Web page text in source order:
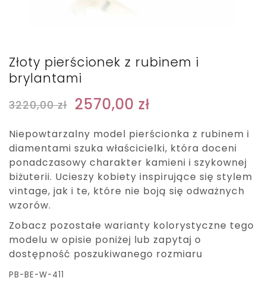
Złoty pierścionek z rubinem i
brylantami
3220,00zł 2570,00 zł
Niepowtarzalny model pierścionka z rubinem i
diamentami szuka właścicielki, która doceni
ponadczasowy charakter kamieni i szykownej
biżuterii. Ucieszy kobiety inspirujące się stylem
vintage, jak i te, które nie boją się odważnych
wzorów.
Zobacz pozostałe warianty kolorystyczne tego
modelu w opisie poniżej lub zapytaj o
dostępność poszukiwanego rozmiaru
PB-BE-W-411